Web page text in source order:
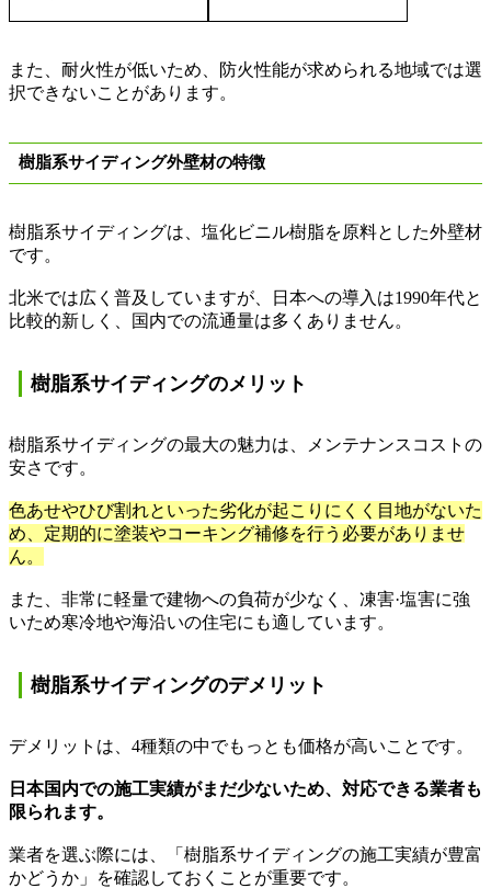
また、耐火性が低いため、防火性能が求められる地域では選
択できないことがあります。
樹脂系サイディング外壁材の特徴
樹脂系サイディングは、塩化ビニル樹脂を原料とした外壁材
です。
北米では広く普及していますが、日本への導入は1990年代と
比較的新しく、国内での流通量は多くありません。
樹脂系サイディングのメリット
樹脂系サイディングの最大の魅力は、メンテナンスコストの
安さです。
色あせやひび割れといった劣化が起こりにくく目地がないた
め、定期的に塗装やコーキング補修を行う必要がありませ
ん。
また、非常に軽量で建物への負荷が少なく、凍害·塩害に強
いため寒冷地や海沿いの住宅にも適しています。
樹脂系サイディングのデメリット
デメリットは、 4種類の中でもっとも価格が高いことです。
日本国内での施工実績がまだ少ないため、対応できる業者も
限られます。
業者を選ぶ際には、「樹脂系サイディングの施工実績が豊富
かどうか」を確認しておくことが重要です。